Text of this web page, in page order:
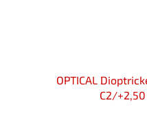
OPTICAL
C2/